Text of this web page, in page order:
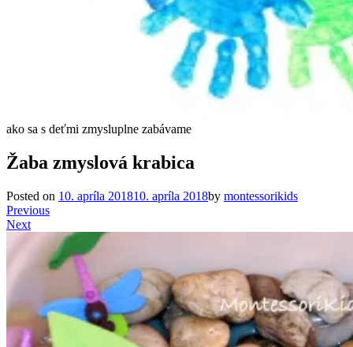
ako sa s deťmi zmysluplne zabávame
Žaba zmyslová krabica
Posted on 10. apríla 201810. apríla 2018by montessorikids
Previous
Next